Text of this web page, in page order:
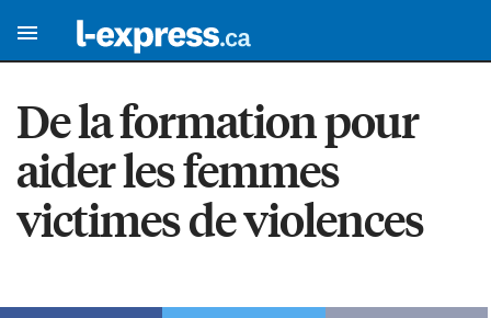
De la formation pour
aider les femmes
victimes de violences